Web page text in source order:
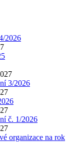
2026
3/2026
č. 1/2026
organizace na rok